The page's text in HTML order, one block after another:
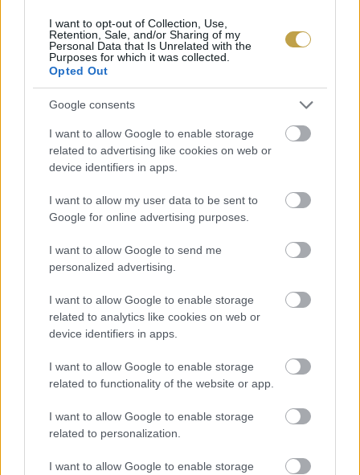
I want to opt-out of Collection, Use,
Retention, Sale, and/or Sharing of my
Personal Data that Is Unrelated with the
Purposes for which it was collected.
Opted Out
Google consents
I want to allow Google to enable storage
related to advertising like cookies on web or
device identifiers in apps.
I want to allow my user data to be sent to
Google for online advertising purposes.
I want to allow Google to send me
personalized advertising.
I want to allow Google to enable storage
related to analytics like cookies on web or
device identifiers in apps.
I want to allow Google to enable storage
related to functionality of the website or app.
I want to allow Google to enable storage
related to personalization.
I want to allow Google to enable storage
édessége sokkal visszafogottabban van csak jelen.
Érzet a szájban:
lágy lenni, miközben nagyon frissítőek is.
Alkoholtartalomban sincs közöttünk jelentős
különbség.
Fotó: Brad / Unsplash
A siker nem jött azonnal. A mértékadónak
számító amerikai DRAFT szaklap újságírói 2015-